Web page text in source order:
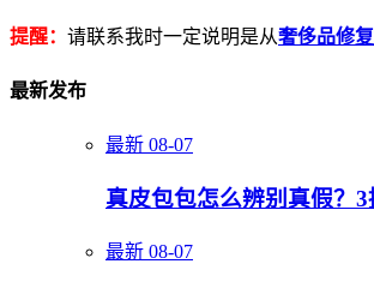
提醒： 请联系我时一定说明是从奢侈品修复
最新发布
最新 08-07
真皮包包怎么辨别真假？
最新 08-07